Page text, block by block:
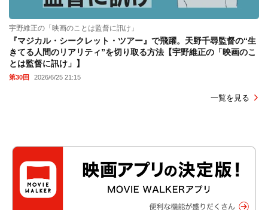
宇野維正の「映画のことは監督に訊け」
『マジカル・シークレット・ツアー』で飛躍。天野千尋監督の“生
きてる人間のリアリティ”を切り取る方法【宇野維正の「映画のこ
とは監督に訊け」】
第30回 2026/6/25 21:15
一覧を見る